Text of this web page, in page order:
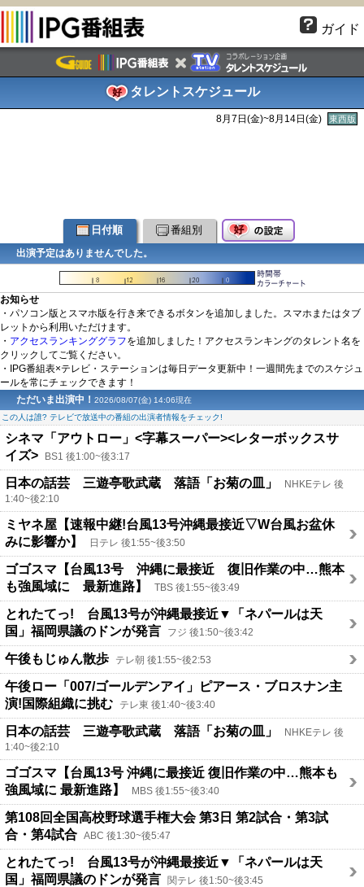
ガイド
タレントスケジュール
8月7日(金)~8月14日(金) 東西版
日付順 番組別
出演予定はありませんでした。
お知らせ
・パソコン版とスマホ版を行き来できるボタンを追加しました。スマホまたはタブ
レットから利用いただけます。
・ アクセスランキンググラフを追加しました！アクセスランキングのタレント名を
クリックしてご覧ください。
・IPG番組表×テレビ・ステーションは毎日データ更新中！一週間先までのスケジュ
ールを常にチェックできます！
ただいま出演中！ 2026/08/07(金) 14:06現在
この人は誰? テレビで放送中の番組の出演者情報をチェック!
シネマ「アウトロー」<字幕スーパー><レターボックスサ
イズ>
BS1 後1:00~後3:17
日本の話芸 三遊亭歌武蔵 落語「お菊の皿」
NHKEテレ 後
1:40~後2:10
ミヤネ屋【速報中継!台風13号沖縄最接近▽W台風お盆休
みに影響か】
日テレ 後1:55~後3:50
ゴゴスマ【台風13号 沖縄に最接近 復旧作業の中…熊本
も強風域に 最新進路】
TBS 後1:55~後3:49
とれたてっ! 台風13号が沖縄最接近▼「ネパールは天
国」福岡県議のドンが発言
フジ 後1:50~後3:42
午後もじゅん散歩 テレ朝 後1:55~後2:53
午後ロー「007/ゴールデンアイ」ピアース・ブロスナン主
演!国際組織に挑む
テレ東 後1:40~後3:40
日本の話芸 三遊亭歌武蔵 落語「お菊の皿」
NHKEテレ 後
1:40~後2:10
ゴゴスマ【台風13号 沖縄に最接近 復旧作業の中…熊本も
強風域に 最新進路】
MBS 後1:55~後3:40
第108回全国高校野球選手権大会 第3日 第2試合・第3試
合・第4試合 ABC 後1:30~後5:47
とれたてっ! 台風13号が沖縄最接近▼「ネパールは天
国」福岡県議のドンが発言
関テレ 後1:50~後3:45